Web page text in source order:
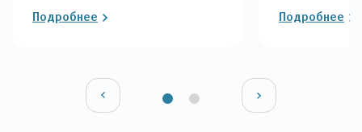
Подробнее Подробнее